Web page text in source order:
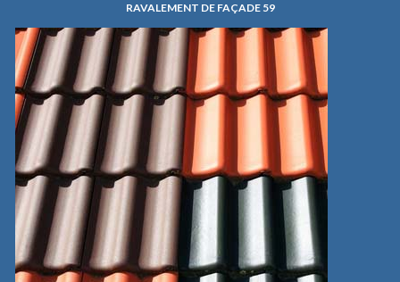
RAVALEMENT DE FAÇADE 59